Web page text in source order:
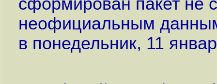
сформирован пакет не
неофициальным
в понедельник, 11